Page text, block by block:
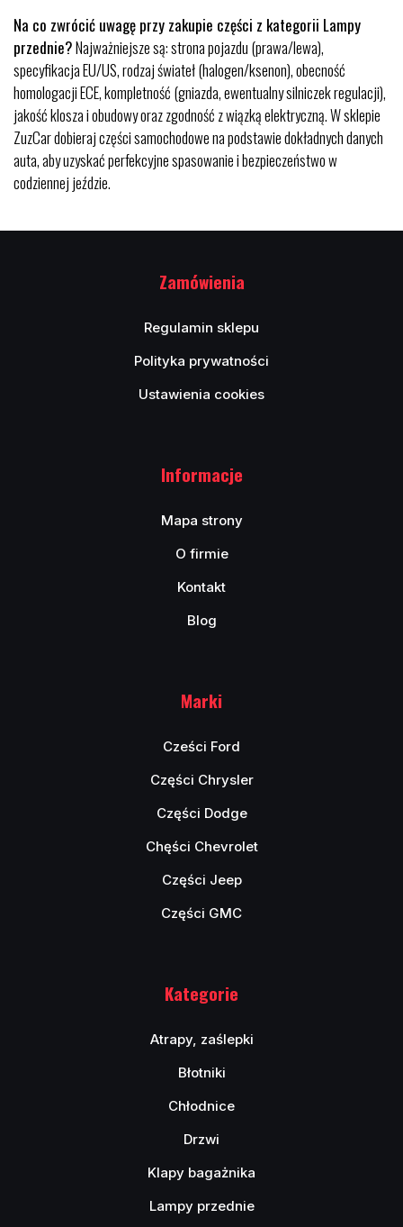
Na co zwrócić uwagę przy zakupie części z kategorii Lampy
przednie?Najważniejsze są: strona pojazdu (prawa/lewa),
specyfikacja EU/US, rodzaj świateł (halogen/ksenon), obecność
homologacji ECE, kompletność (gniazda, ewentualny silniczek regulacji),
jakość klosza i obudowy oraz zgodność z wiązką elektryczną. W sklepie
ZuzCar dobieraj części samochodowe na podstawie dokładnych danych
auta, aby uzyskać perfekcyjne spasowanie i bezpieczeństwo w
codziennej jeździe.
Zamówienia
Regulamin sklepu
Polityka prywatności
Ustawienia cookies
Informacje
Mapa strony
O firmie
Kontakt
Blog
Marki
Cześci Ford
Części Chrysler
Części Dodge
Chęści Chevrolet
Części Jeep
Części GMC
Kategorie
Atrapy, zaślepki
Błotniki
Chłodnice
Drzwi
Klapy bagażnika
Lampy przednie